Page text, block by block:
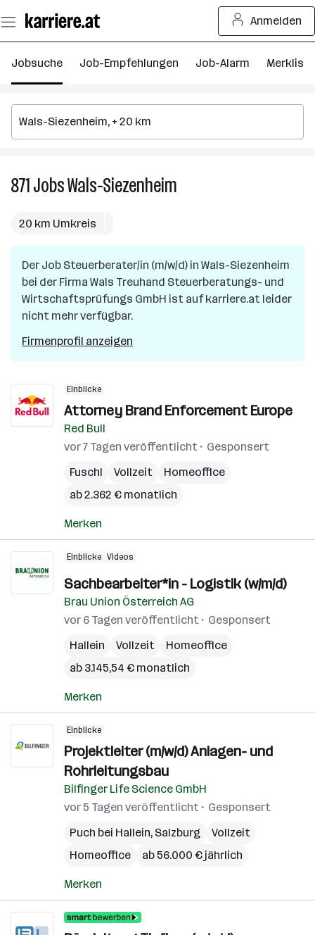
Seiteninhalt
springen
Anmelden
Jobsuche Job-Empfehlungen Job-Alarm Merkliste
871JobsWals-Siezenheim
Siezenheim
20 km Umkreis
Der Job Steuerberater/in (m/w/d) in Wals-Siezenheim
bei der Firma Wals Treuhand Steuerberatungs- und
Wirtschaftsprüfungs GmbH ist auf karriere.at leider
nicht mehr verfügbar.
Firmenprofil anzeigen
Einblicke
Attorney Brand Enforcement Europe
Red Bull
vor 7 Tagen veröffentlicht
Gesponsert
Fuschl
Vollzeit
Homeoffice
ab 2.362 € monatlich
Merken
Einblicke Videos
Sachbearbeiter*in - Logistik (w/m/d)
Brau Union Österreich AG
vor 6 Tagen veröffentlicht
Gesponsert
Hallein
Vollzeit
Homeoffice
ab 3.145,54 € monatlich
Merken
Einblicke
Projektleiter (m/w/d) Anlagen- und
Rohrleitungsbau
Bilfinger Life Science GmbH
vor 5 Tagen veröffentlicht
Gesponsert
Puch bei Hallein, Salzburg
Vollzeit
Homeoffice
ab 56.000 € jährlich
Merken